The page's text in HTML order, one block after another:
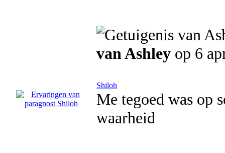
van Ashley op 6
Shiloh
Me tegoed was op
waarheid